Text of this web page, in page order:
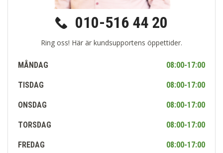
010-516 44 20
Ring oss! Här är kundsupportens öppettider.
MÅNDAG 08:00-17:00
TISDAG 08:00-17:00
ONSDAG 08:00-17:00
TORSDAG 08:00-17:00
FREDAG 08:00-17:00